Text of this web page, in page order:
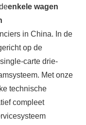
enkele wagen
in China. In de
op de
carte drie-
Met onze
technische
compleet